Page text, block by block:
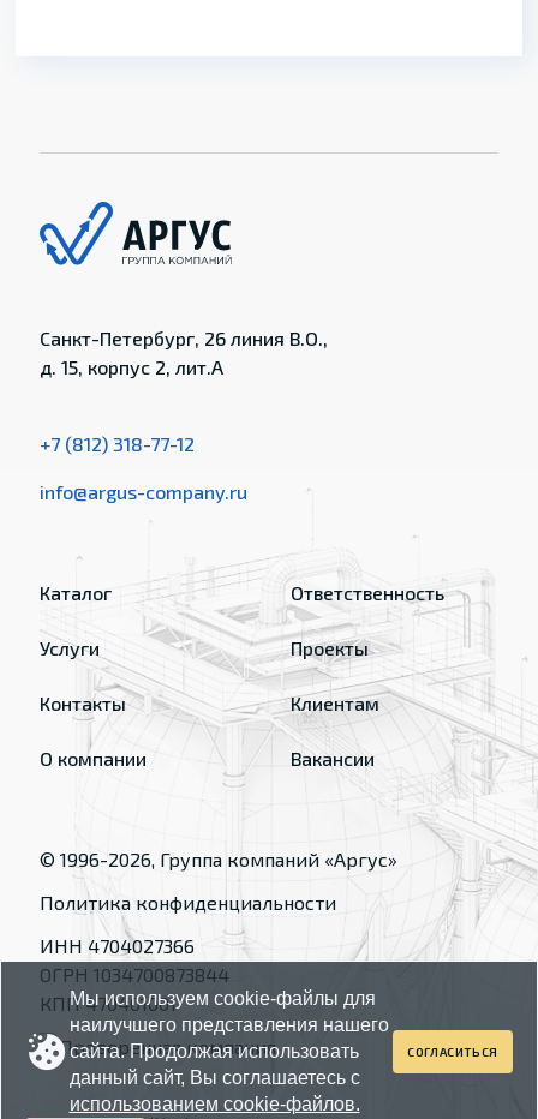
Санкт-Петербург, 26 линия В.О.,
д. 15, корпус 2, лит.А
+7 (812) 318-77-12
info@argus-company.ru
Каталог
Услуги
Контакты
О компании
Ответственность
Проекты
Клиентам
Вакансии
© 1996-2026, Группа компаний «Аргус»
Политика конфиденциальности
ИНН 4704027366
ОГРН 1034700873844
КПП 470401001
Мы используем cookie-файлы для
наилучшего представления нашего
сайта. Продолжая использовать
данный сайт, Вы соглашаетесь с
использованием cookie-файлов.
СОГЛАСИТЬСЯ